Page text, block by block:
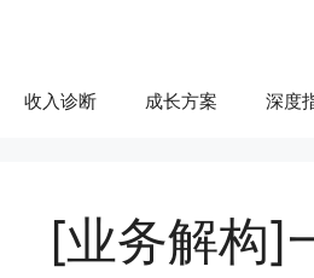
收入诊断 成长方案 深度
[业务解构]